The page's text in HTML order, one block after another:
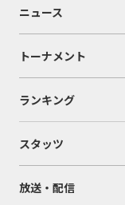
ニュース
トーナメント
ランキング
スタッツ
放送・配信